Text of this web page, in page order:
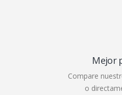
Mejor
Compare
o